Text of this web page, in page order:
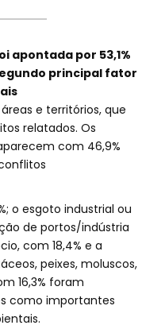
apontada por 53,1%
principal fator
e territórios, que
relatados. Os
com 46,9%
o esgoto industrial ou
de portos/indústria
com 18,4% e a
peixes, moluscos,
16,3% foram
como importantes